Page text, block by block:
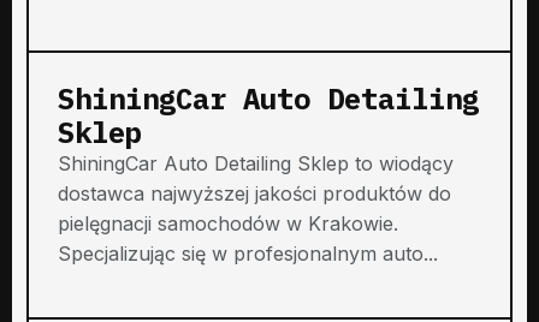
ShiningCar Auto Detailing
Sklep
ShiningCar Auto Detailing Sklep to wiodący
dostawca najwyższej jakości produktów do
pielęgnacji samochodów w Krakowie.
Specjalizując się w profesjonalnym auto...